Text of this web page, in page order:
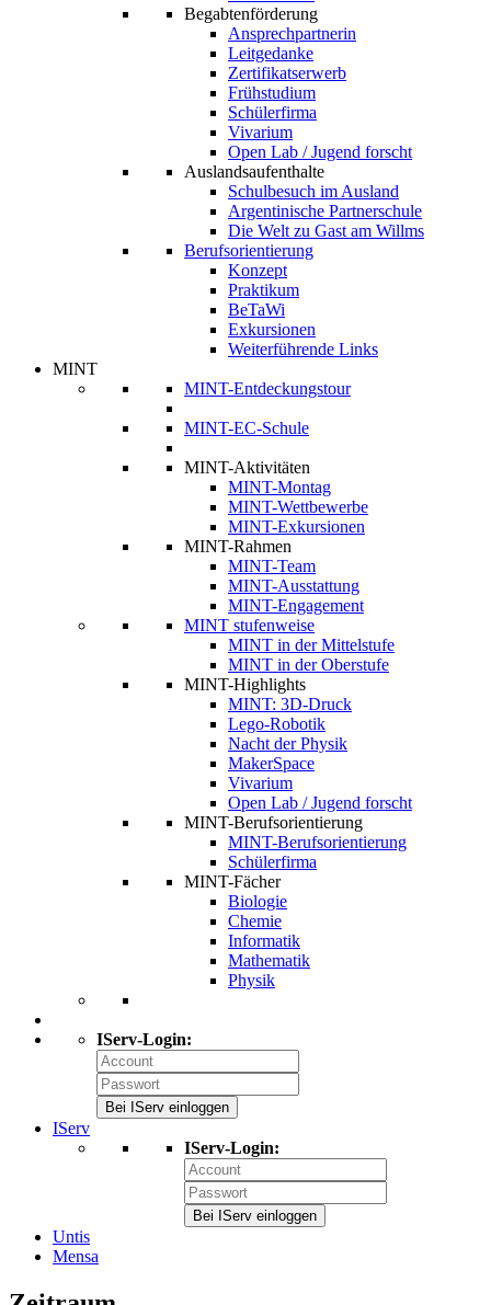
Begabtenförderung
Ansprechpartnerin
Leitgedanke
Zertifikatserwerb
Frühstudium
Schülerfirma
Vivarium
Open Lab / Jugend forscht
Auslandsaufenthalte
Schulbesuch im Ausland
Argentinische Partnerschule
Die Welt zu Gast am Willms
Berufsorientierung
Konzept
Praktikum
BeTaWi
Exkursionen
Weiterführende Links
MINT
MINT-Entdeckungstour
MINT-EC-Schule
MINT-Aktivitäten
MINT-Montag
MINT-Wettbewerbe
MINT-Exkursionen
MINT-Rahmen
MINT-Team
MINT-Ausstattung
MINT-Engagement
MINT stufenweise
MINT in der Mittelstufe
MINT in der Oberstufe
MINT-Highlights
MINT: 3D-Druck
Lego-Robotik
Nacht der Physik
MakerSpace
Vivarium
Open Lab / Jugend forscht
MINT-Berufsorientierung
MINT-Berufsorientierung
Schülerfirma
MINT-Fächer
Biologie
Chemie
Informatik
Mathematik
Physik
IServ-Login:
Bei IServ einloggen
IServ
IServ-Login:
Bei IServ einloggen
Untis
Mensa